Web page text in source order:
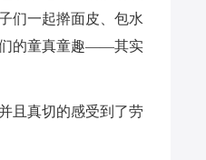
们一起擀面皮、包水
们的童真童趣——其实
且真切的感受到了劳